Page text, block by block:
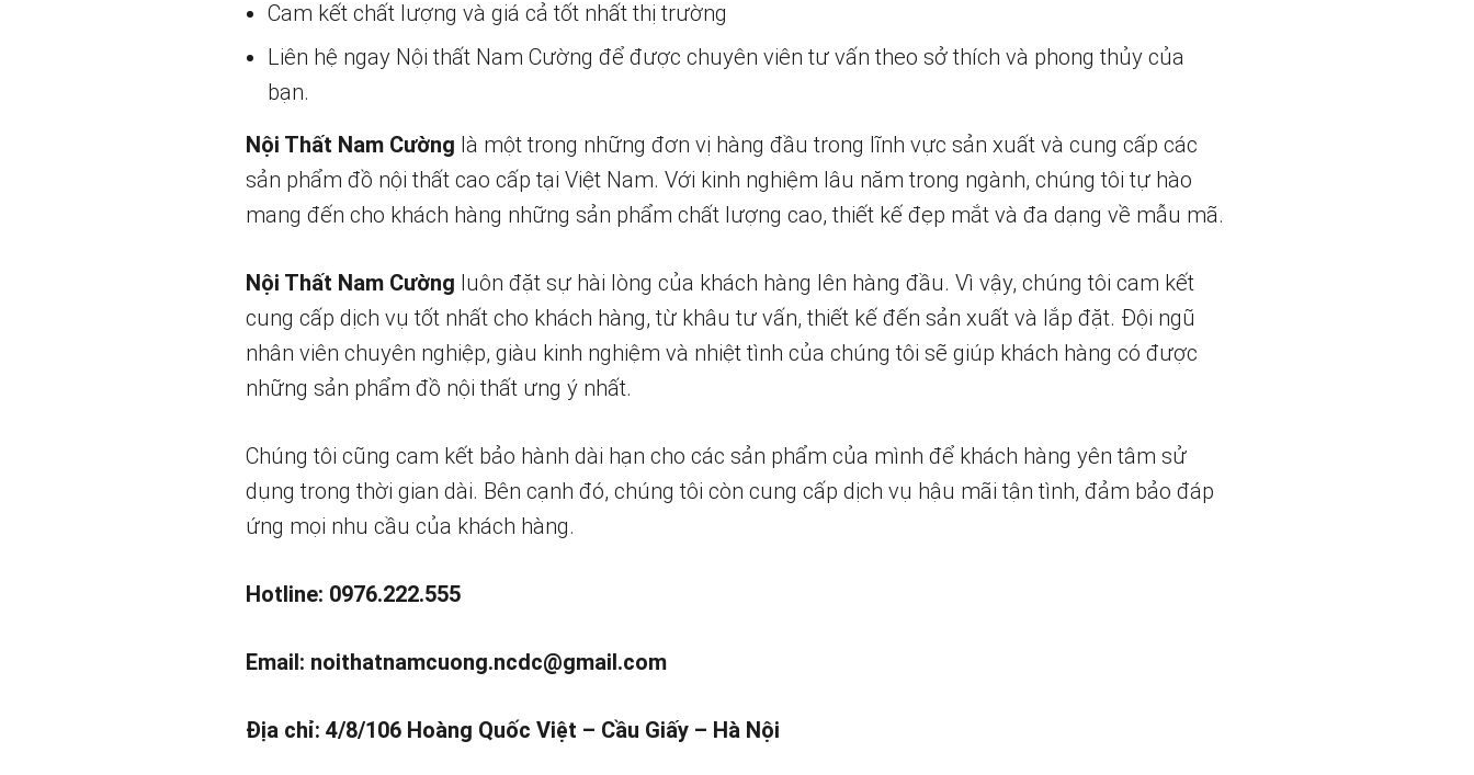
Cam kết chất lượng và giá cả tốt nhất thị trường
Liên hệ ngay Nội thất Nam Cường để được chuyên viên tư vấn theo sở thích và phong thủy của
bạn.
Nội Thất Nam Cường là một trong những đơn vị hàng đầu trong lĩnh vực sản xuất và cung cấp các
sản phẩm đồ nội thất cao cấp tại Việt Nam. Với kinh nghiệm lâu năm trong ngành, chúng tôi tự hào
mang đến cho khách hàng những sản phẩm chất lượng cao, thiết kế đẹp mắt và đa dạng về mẫu mã.
Nội Thất Nam Cường luôn đặt sự hài lòng của khách hàng lên hàng đầu. Vì vậy, chúng tôi cam kết
cung cấp dịch vụ tốt nhất cho khách hàng, từ khâu tư vấn, thiết kế đến sản xuất và lắp đặt. Đội ngũ
nhân viên chuyên nghiệp, giàu kinh nghiệm và nhiệt tình của chúng tôi sẽ giúp khách hàng có được
những sản phẩm đồ nội thất ưng ý nhất.
Chúng tôi cũng cam kết bảo hành dài hạn cho các sản phẩm của mình để khách hàng yên tâm sử
dụng trong thời gian dài. Bên cạnh đó, chúng tôi còn cung cấp dịch vụ hậu mãi tận tình, đảm bảo đáp
ứng mọi nhu cầu của khách hàng.
Hotline: 0976.222.555
Email: noithatnamcuong.ncdc@gmail.com
Địa chỉ: 4/8/106 Hoàng Quốc Việt – Cầu Giấy – Hà Nội